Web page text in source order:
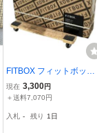
FITBOX フィットボック
ス フィットネスバイク エ
クササイズバイク スピン
3
現在 3,300円
＋送料7,070円
入札 - 残り 1日